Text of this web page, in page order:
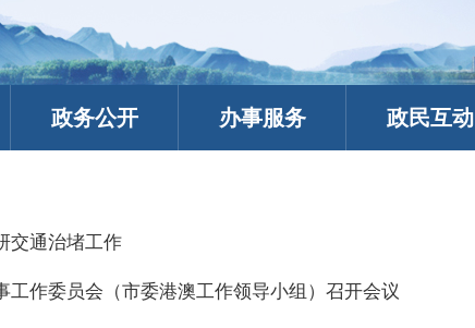
政务公开 办事服务 政民互动
交通治堵工作
工作委员会（市委港澳工作领导小组）召开会议